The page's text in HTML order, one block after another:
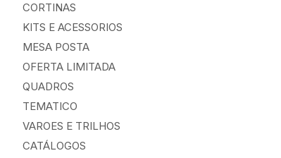
CORTINAS
KITS E ACESSORIOS
MESA POSTA
OFERTA LIMITADA
QUADROS
TEMATICO
VAROES E TRILHOS
CATÁLOGOS